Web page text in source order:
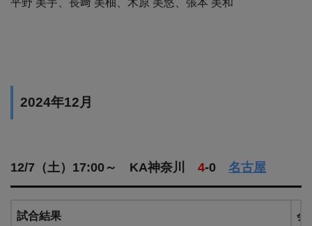
平野 美宇、長﨑 美柚、木原 美悠、張本 美和
2024年12月
12/7（土）17:00～ KA神奈川 4-0 名古屋
試合結果 会